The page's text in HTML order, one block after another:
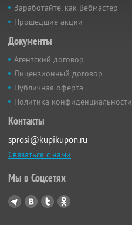
Заработайте, как Вебмастер
Прошедшие акции
Документы
Агентский договор
Лицензионный договор
Публичная оферта
Политика конфиденциальности
Контакты
sprosi@kupikupon.ru
Связаться с нами
Мы в Соцсетях